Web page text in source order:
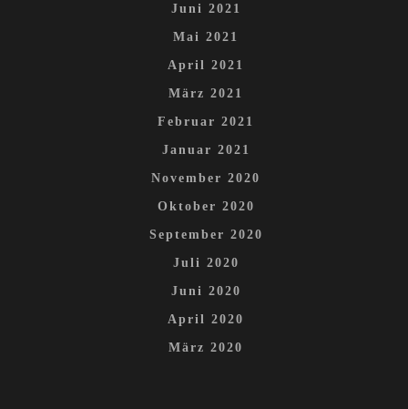
Juni 2021
Mai 2021
April 2021
März 2021
Februar 2021
Januar 2021
November 2020
Oktober 2020
September 2020
Juli 2020
Juni 2020
April 2020
März 2020